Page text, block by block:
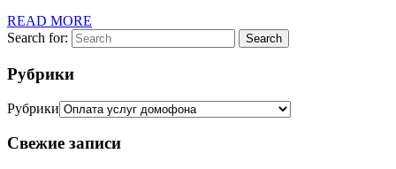
READ MORE
Search for:
Search
Рубрики
Рубрики
Свежие записи